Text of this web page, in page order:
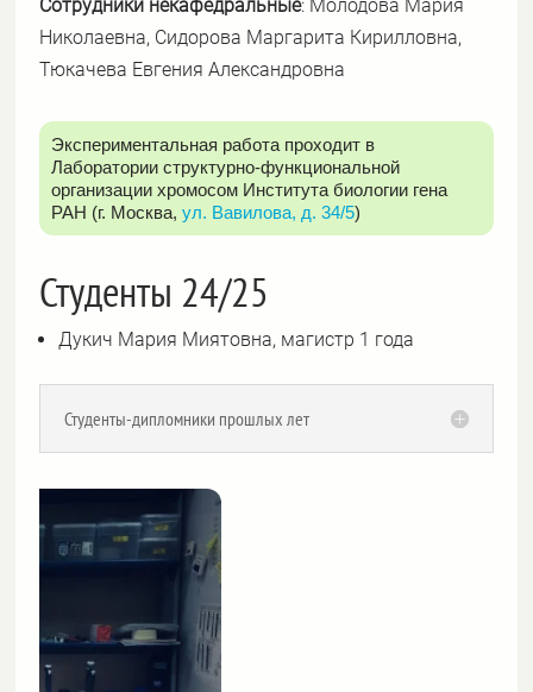
Сотрудники некафедральные: Молодова Мария
Николаевна, Сидорова Маргарита Кирилловна,
Тюкачева Евгения Александровна
Экспериментальная работа проходит в
Лаборатории структурно-функциональной
организации хромосом Института биологии гена
РАН (г. Москва,ул. Вавилова, д. 34/5)
Студенты 24/25
Дукич Мария Миятовна, магистр 1 года
Студенты-дипломники прошлых лет